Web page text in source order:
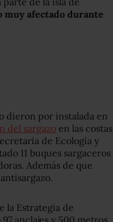
muy afectado durante
dieron por instalada en
del sargazo en las costas
de Ecología y
11 buques sargaceros
Además de que
la Estrategia de